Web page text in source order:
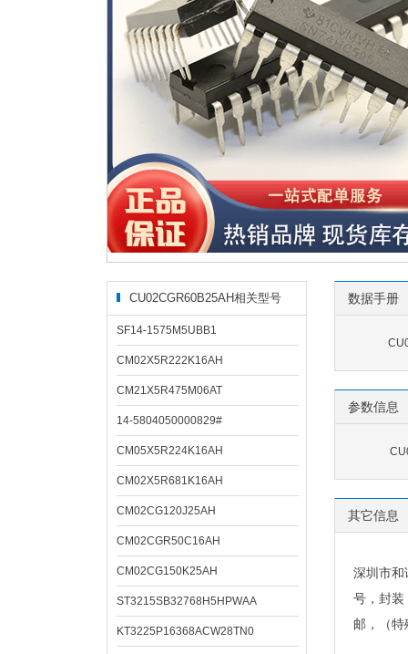
CU02CGR60B25AH相关型号
SF14-1575M5UBB1
CM02X5R222K16AH
CM21X5R475M06AT
14-5804050000829#
CM05X5R224K16AH
CM02X5R681K16AH
CM02CG120J25AH
CM02CGR50C16AH
CM02CG150K25AH
ST3215SB32768H5HPWAA
KT3225P16368ACW28TN0
数据手册
参数信息
其它信息
深圳市和
号，封装
邮，（